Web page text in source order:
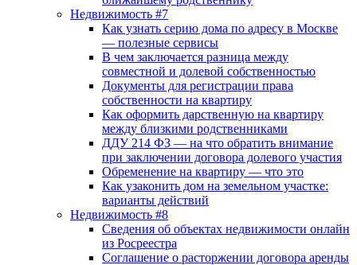
Недвижимость #7
Как узнать серию дома по адресу в Москве
— полезные сервисы
В чем заключается разница между
совместной и долевой собственностью
Документы для регистрации права
собственности на квартиру
Как оформить дарственную на квартиру
между близкими родственниками
ДДУ 214 ФЗ — на что обратить внимание
при заключении договора долевого участия
Обременение на квартиру — что это
Как узаконить дом на земельном участке:
варианты действий
Недвижимость #8
Сведения об объектах недвижимости онлайн
из Росреестра
Соглашение о расторжении договора аренды